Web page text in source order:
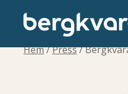
Hem/Press/